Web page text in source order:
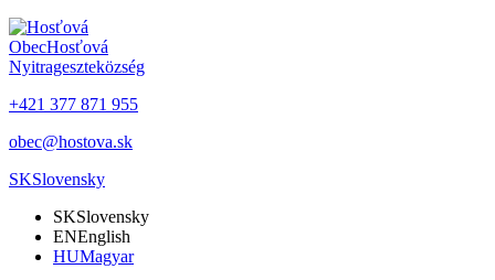
ObecHosťová
Nyitrageszteközség
+421 377 871 955
obec@hostova.sk
SKSlovensky
SKSlovensky
ENEnglish
HUMagyar